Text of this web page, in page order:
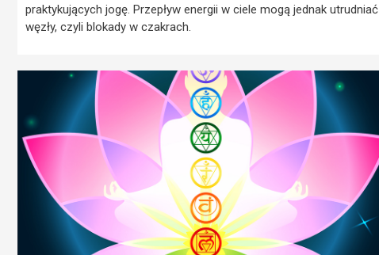
praktykujących jogę. Przepływ energii w ciele mogą jednak utrudniać
węzły, czyli blokady w czakrach.